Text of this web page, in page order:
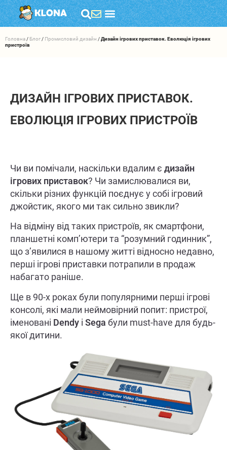
Головна / Блог / Промисловий дизайн /Дизайн ігрових приставок. Еволюція ігрових
пристроїв
ДИЗАЙН ІГРОВИХ ПРИСТАВОК.
ЕВОЛЮЦІЯ ІГРОВИХ ПРИСТРОЇВ
Чи ви помічали, наскільки вдалим є дизайн
ігрових приставок? Чи замислювалися ви,
скільки різних функцій поєднує у собі ігровий
джойстик, якого ми так сильно звикли?
На відміну від таких пристроїв, як смартфони,
планшетні комп’ютери та “розумний годинник”,
що з’явилися в нашому житті відносно недавно,
перші ігрові приставки потрапили в продаж
набагато раніше.
Ще в 90-х роках були популярними перші ігрові
консолі, які мали неймовірний попит: пристрої,
іменовані Dendy і Sega були must-have для будь-
якої дитини.